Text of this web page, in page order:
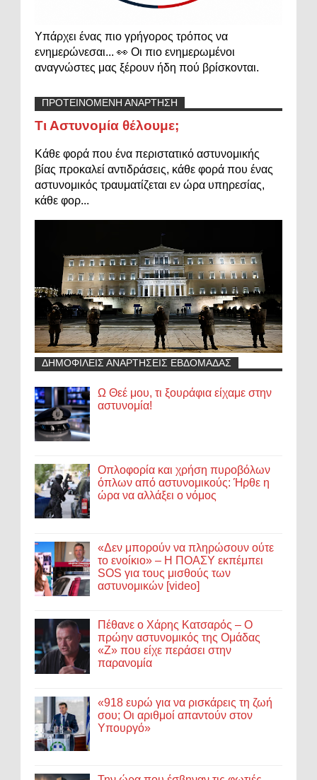
Υπάρχει ένας πιο γρήγορος τρόπος να
ενημερώνεσαι... 👀 Οι πιο ενημερωμένοι
αναγνώστες μας ξέρουν ήδη πού βρίσκονται.
ΠΡΟΤΕΙΝΟΜΕΝΗ ΑΝΑΡΤΗΣΗ
Τι Αστυνομία θέλουμε;
Κάθε φορά που ένα περιστατικό αστυνομικής
βίας προκαλεί αντιδράσεις, κάθε φορά που ένας
αστυνομικός τραυματίζεται εν ώρα υπηρεσίας,
κάθε φορ...
ΔΗΜΟΦΙΛΕΙΣ ΑΝΑΡΤΗΣΕΙΣ ΕΒΔΟΜΑΔΑΣ
Ω Θεέ μου, τι ξουράφια είχαμε στην
αστυνομία!
Οπλοφορία και χρήση πυροβόλων
όπλων από αστυνομικούς: Ήρθε η
ώρα να αλλάξει ο νόμος
«Δεν μπορούν να πληρώσουν ούτε
το ενοίκιο» – Η ΠΟΑΣΥ εκπέμπει
SOS για τους μισθούς των
αστυνομικών [video]
Πέθανε ο Χάρης Κατσαρός – Ο
πρώην αστυνομικός της Ομάδας
«Ζ» που είχε περάσει στην
παρανομία
«918 ευρώ για να ρισκάρεις τη ζωή
σου; Οι αριθμοί απαντούν στον
Υπουργό»